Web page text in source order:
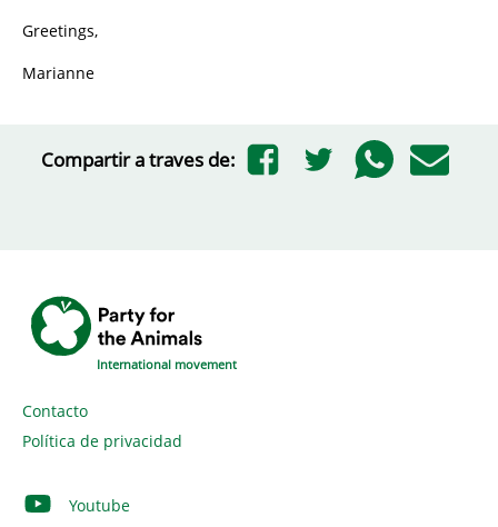
Greetings,
Marianne
Compartir a traves de:
International movement
Contacto
Política de privacidad
Youtube